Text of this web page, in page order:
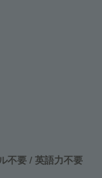
不要 / 英語力不要